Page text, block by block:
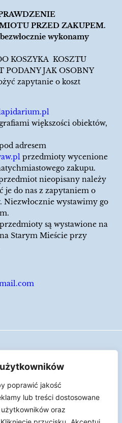
poprawić jakość
lub treści dostosowane
oraz
PRZED ZAKUPEM.
wykonamy
KOSZYKA KOSZTU
PODANY JAK OSOBNY
zapytanie o koszt
większości obiektów,
adresem
przedmioty wycenione
zakupu.
nieopisany należy
je do nas z zapytaniem o
Niezwłocznie wystawimy go
są wystawione na
Starym Mieście przy
Cookies
| Człowiek jest
przedmiotów.